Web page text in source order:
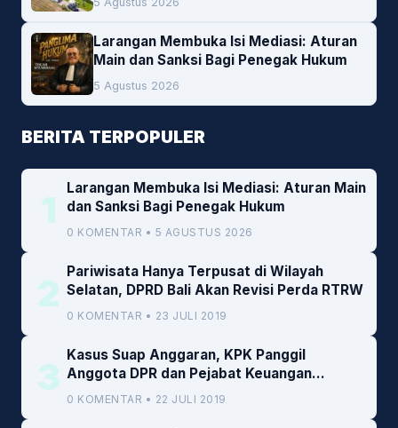
Larangan Membuka Isi Mediasi: Aturan
Main dan Sanksi Bagi Penegak Hukum
5 Agustus 2026
BERITA TERPOPULER
1
Larangan Membuka Isi Mediasi: Aturan Main
dan Sanksi Bagi Penegak Hukum
0 KOMENTAR • 5 AGUSTUS 2026
2
Pariwisata Hanya Terpusat di Wilayah
Selatan, DPRD Bali Akan Revisi Perda RTRW
0 KOMENTAR • 23 JULI 2019
3
Kasus Suap Anggaran, KPK Panggil
Anggota DPR dan Pejabat Keuangan
Kemenkeu
0 KOMENTAR • 22 JULI 2019